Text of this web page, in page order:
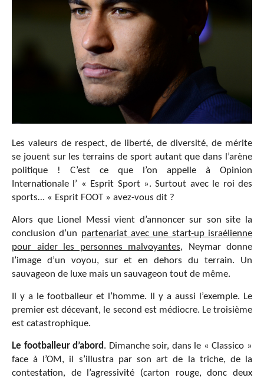
Les valeurs de respect, de liberté, de diversité, de mérite
se jouent sur les terrains de sport autant que dans l’arène
politique ! C’est ce que l’on appelle à Opinion
Internationale l’ « Esprit Sport ». Surtout avec le roi des
sports… « Esprit FOOT » avez-vous dit ?
Alors que Lionel Messi vient d’annoncer sur son site la
conclusion d’un partenariat avec une start-up israélienne
pour aider les personnes malvoyantes, Neymar donne
l’image d’un voyou, sur et en dehors du terrain. Un
sauvageon de luxe mais un sauvageon tout de même.
Il y a le footballeur et l’homme. Il y a aussi l’exemple. Le
premier est décevant, le second est médiocre. Le troisième
est catastrophique.
Le footballeur d’abord. Dimanche soir, dans le « Classico »
face à l’OM, il s’illustra par son art de la triche, de la
contestation, de l’agressivité (carton rouge, donc deux